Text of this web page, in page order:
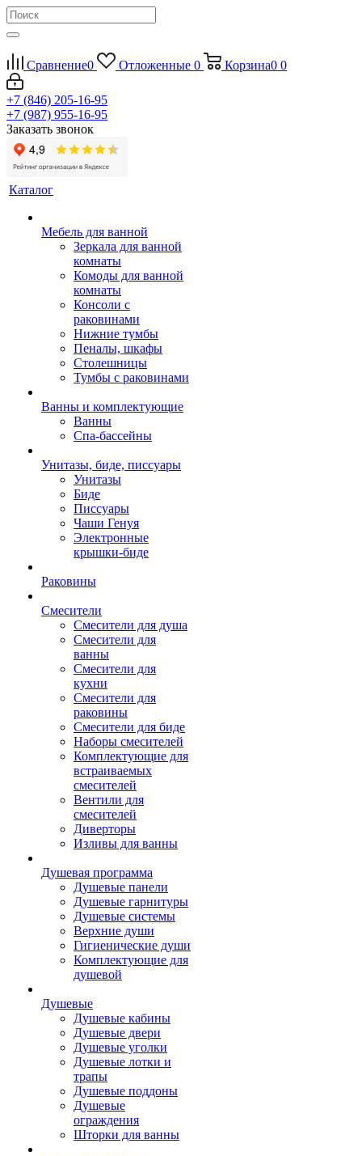
Сравнение0 Отложенные 0 Корзина0 0
+7 (846) 205-16-95
+7 (987) 955-16-95
Заказать звонок
Каталог
Мебель для ванной
Зеркала для ванной
комнаты
Комоды для ванной
комнаты
Консоли с
раковинами
Нижние тумбы
Пеналы, шкафы
Столешницы
Тумбы с раковинами
Ванны и комплектующие
Ванны
Спа-бассейны
Унитазы, биде, писсуары
Унитазы
Биде
Писсуары
Чаши Генуя
Электронные
крышки-биде
Раковины
Смесители
Смесители для душа
Смесители для
ванны
Смесители для
кухни
Смесители для
раковины
Смесители для биде
Наборы смесителей
Комплектующие для
встраиваемых
смесителей
Вентили для
смесителей
Диверторы
Изливы для ванны
Душевая программа
Душевые панели
Душевые гарнитуры
Душевые системы
Верхние души
Гигиенические души
Комплектующие для
душевой
Душевые
Душевые кабины
Душевые двери
Душевые уголки
Душевые лотки и
трапы
Душевые поддоны
Душевые
ограждения
Шторки для ванны